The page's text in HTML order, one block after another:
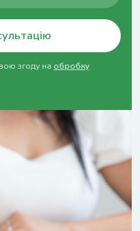
згоду на обробку